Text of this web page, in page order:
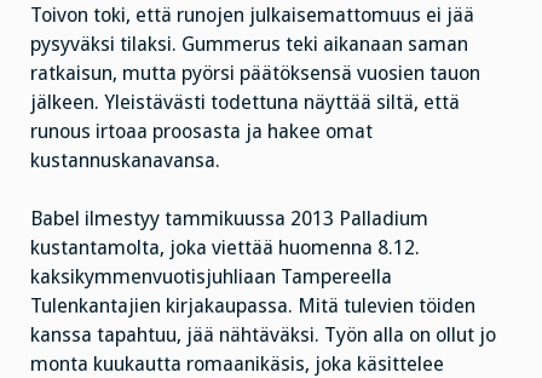
Toivon toki, että runojen julkaisemattomuus ei jää
pysyväksi tilaksi. Gummerus teki aikanaan saman
ratkaisun, mutta pyörsi päätöksensä vuosien tauon
jälkeen. Yleistävästi todettuna näyttää siltä, että
runous irtoaa proosasta ja hakee omat
kustannuskanavansa.
Babel ilmestyy tammikuussa 2013 Palladium
kustantamolta, joka viettää huomenna 8.12.
kaksikymmenvuotisjuhliaan Tampereella
Tulenkantajien kirjakaupassa. Mitä tulevien töiden
kanssa tapahtuu, jää nähtäväksi. Työn alla on ollut jo
monta kuukautta romaanikäsis, joka käsittelee